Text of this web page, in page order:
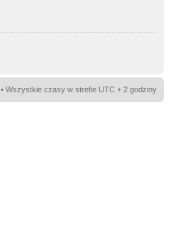
• Wszystkie czasy w strefie UTC + 2 godziny